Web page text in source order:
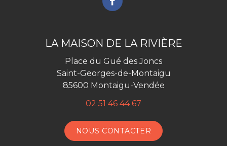
Lien
compte
Facebook
LA MAISON DE LA RIVIÈRE
Place du Gué des Joncs
Saint-Georges-de-Montaigu
85600 Montaigu-Vendée
02 51 46 44 67
NOUS CONTACTER